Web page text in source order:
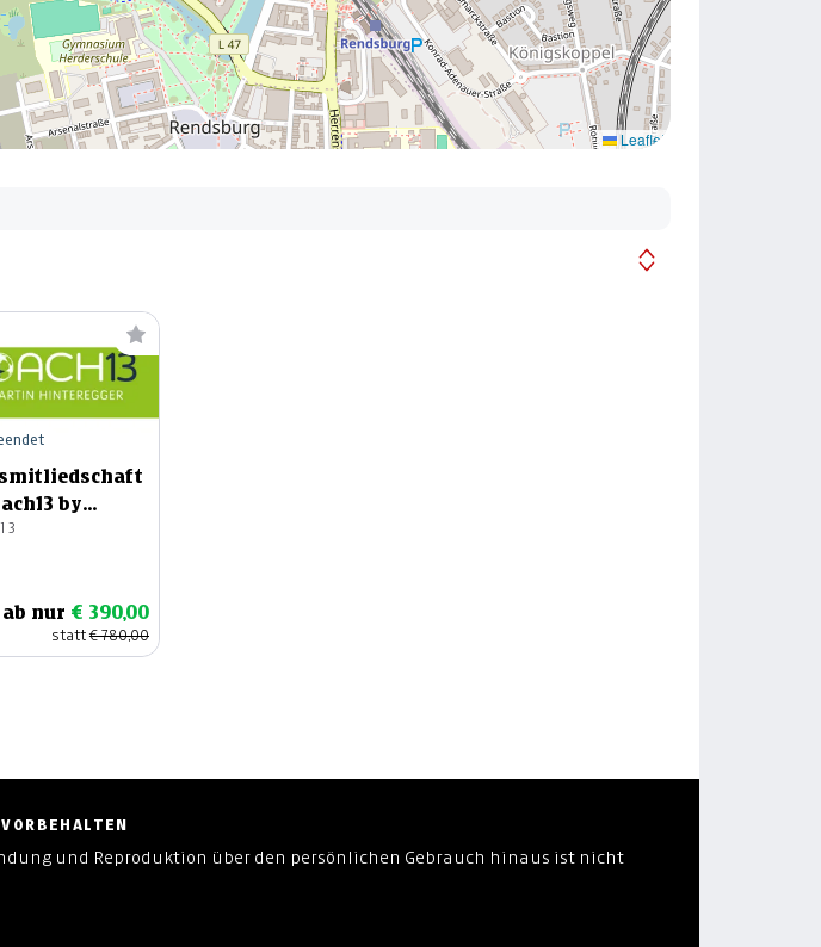
Leaflet
by
Hinteregger
ab nur € 390,00
statt€ 780,00
und Reproduktion über den persönlichen Gebrauch hinaus ist nicht